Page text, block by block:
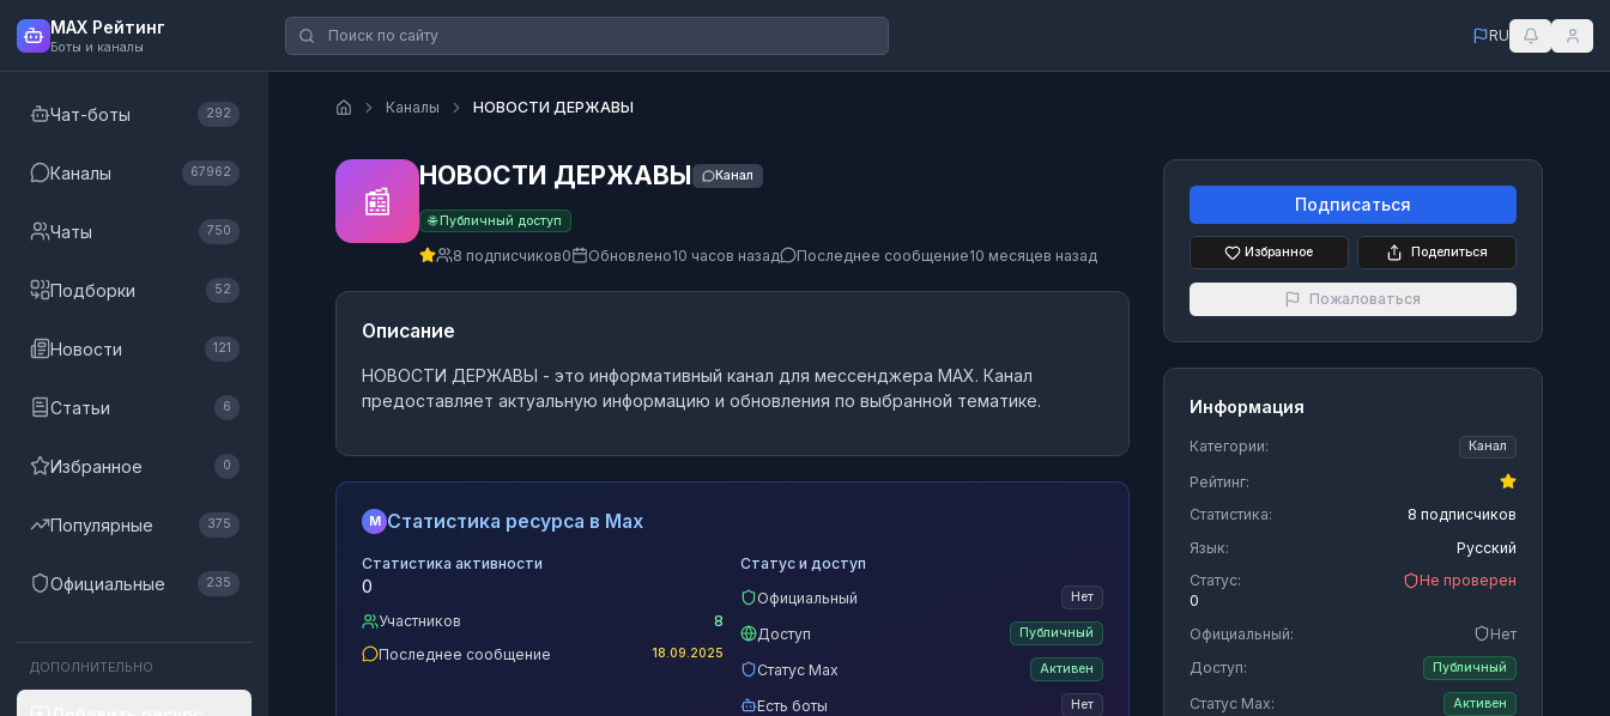
MAX Рейтинг
Боты и каналы
Чат-боты 292
Каналы 67962
Чаты 750
Подборки 52
Новости 121
Статьи 6
Избранное 0
Популярные 375
Официальные 235
ДОПОЛНИТЕЛЬНО
RU
Каналы НОВОСТИ ДЕРЖАВЫ
📰
НОВОСТИ ДЕРЖАВЫ Канал
🌐 Публичный доступ
8 подписчиков0 Обновлено10 часов назад Последнее сообщение10 месяцев назад
Описание
НОВОСТИ ДЕРЖАВЫ - это информативный канал для мессенджера MAX. Канал
предоставляет актуальную информацию и обновления по выбранной тематике.
M Статистика ресурса в Max
Статистика активности
0
Участников
8
Последнее сообщение
18.09.2025
Статус и доступ
Официальный
Нет
Доступ Публичный
Статус Max Активен
Есть боты Нет
Подписаться
Избранное Поделиться
Пожаловаться
Информация
Категории: Канал
Рейтинг:
Статистика:
8 подписчиков
Язык:
Русский
Статус:
Не проверен
0
Официальный:
Нет
Доступ:
Публичный
Статус Max: Активен